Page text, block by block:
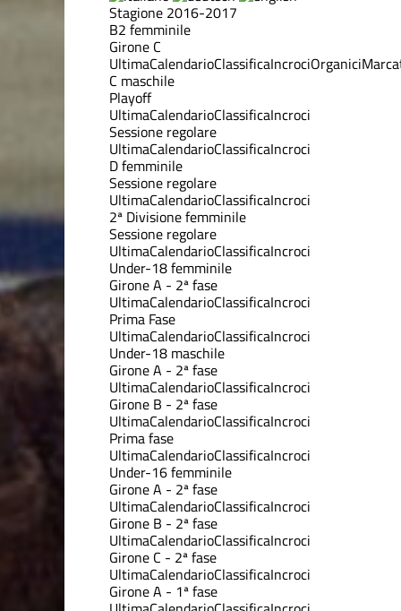
Stagione 2016-2017
B2 femminile
Girone C
UltimaCalendarioClassificaIncrociOrganici
C maschile
Playoff
UltimaCalendarioClassificaIncroci
Sessione regolare
UltimaCalendarioClassificaIncroci
D femminile
Sessione regolare
UltimaCalendarioClassificaIncroci
2ª Divisione femminile
Sessione regolare
UltimaCalendarioClassificaIncroci
Under-18 femminile
Girone A - 2ª fase
UltimaCalendarioClassificaIncroci
Prima Fase
UltimaCalendarioClassificaIncroci
Under-18 maschile
Girone A - 2ª fase
UltimaCalendarioClassificaIncroci
Girone B - 2ª fase
UltimaCalendarioClassificaIncroci
Prima fase
UltimaCalendarioClassificaIncroci
Under-16 femminile
Girone A - 2ª fase
UltimaCalendarioClassificaIncroci
Girone B - 2ª fase
UltimaCalendarioClassificaIncroci
Girone C - 2ª fase
UltimaCalendarioClassificaIncroci
Girone A - 1ª fase